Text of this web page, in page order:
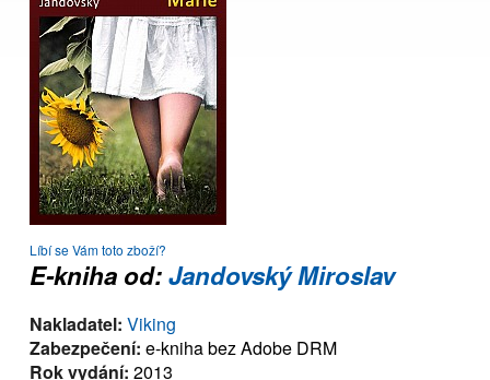
Líbí se Vám toto zboží?
E-kniha od:Jandovský Miroslav
Nakladatel: Viking
Zabezpečení: e-kniha bez Adobe DRM
Rok vydání: 2013